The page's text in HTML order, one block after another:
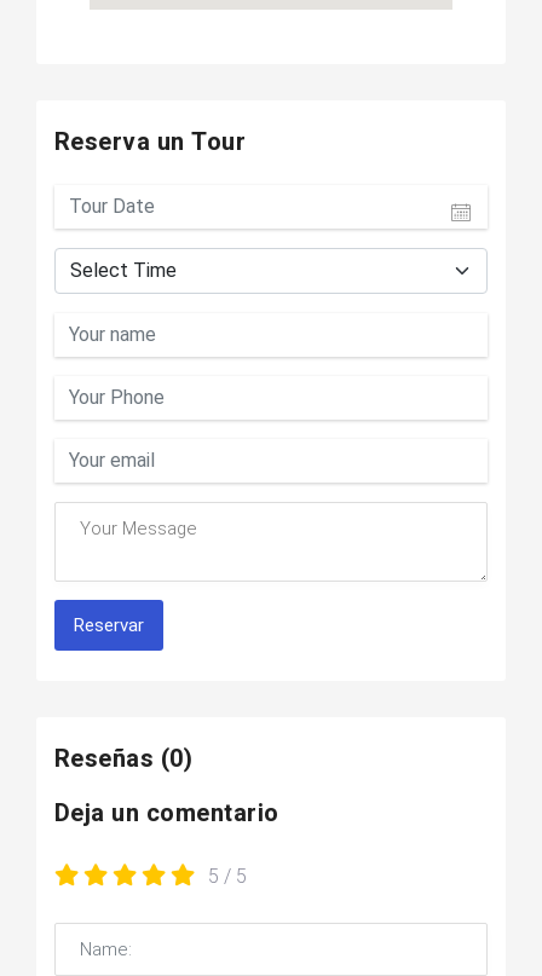
Reserva un Tour
Reservar
Reseñas (0)
Deja un comentario
5 / 5